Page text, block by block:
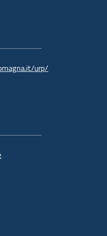
urp/